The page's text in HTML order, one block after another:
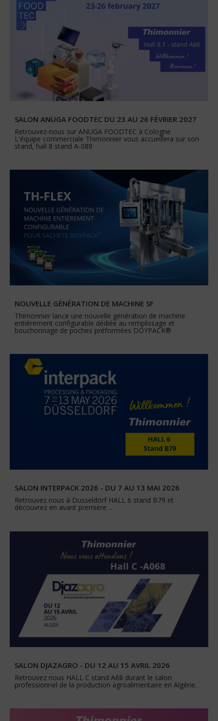
SALON ANUGA FOODTEC DU 23 AU 26 FÉVRIER 2027
Retrouvez-nous sur ANUGA FOODTEC à Cologne
L'équipe commerciale Thimonnier vous accueillera sur son
stand, hall 8 stand A-088
NOUVELLE GÉNÉRATION DE MACHINE SF
Thimonnier lance une nouvelle génération de machine
entièrement configurable dédiée au remplissage et
bouchonnage de poches préformées DOYPACK®
SALON INTERPACK 2026 - DU 7 AU 13 MAI 2026
Retrouvez nous à Dusseldörf HALL 6 stand B79 et
découvrez en avant première ...
SALON DJAZAGRO - DU 12 AU 15 AVRIL 2026
Retrouvez nous HALL C stand A68 durant le salon
professionnel de la production agroalimentaire en Algérie.